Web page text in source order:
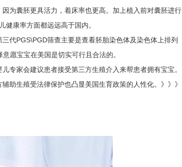
为囊胚更具活力，着床率也更高。加上植入前对囊胚进行
健康率方面都远远高于国内。
PGS\PGD筛查主要是查看胚胎染色体及染色体上排列
愿宝宝在美国是切实可行且合法的。
家会建议患者接受第三方生殖介入来帮患者拥有宝宝。
助生殖受法律保护也凸显美国生育政策的人性化。》》》